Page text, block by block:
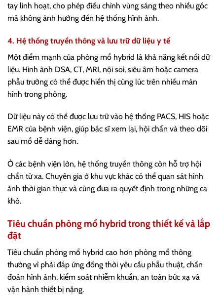
tay linh hoạt, cho phép điều chỉnh vùng sáng theo nhiều góc
mà không ảnh hưởng đến hệ thống hình ảnh.
4. Hệ thống truyền thông và lưu trữ dữ liệu y tế
Một điểm mạnh của phòng mổ hybrid là khả năng kết nối dữ
liệu. Hình ảnh DSA, CT, MRI, nội soi, siêu âm hoặc camera
phẫu trường có thể được hiển thị cùng lúc trên nhiều màn
hình trong phòng.
Dữ liệu này có thể được lưu trữ vào hệ thống PACS, HIS hoặc
EMR của bệnh viện, giúp bác sĩ xem lại, hội chẩn và theo dõi
sau mổ dễ dàng hơn.
Ở các bệnh viện lớn, hệ thống truyền thông còn hỗ trợ hội
chẩn từ xa. Chuyên gia ở khu vực khác có thể quan sát hình
ảnh thời gian thực và cùng đưa ra quyết định trong những ca
khó.
Tiêu chuẩn phòng mổ hybrid trong thiết kế và lắp
đặt
Tiêu chuẩn phòng mổ hybrid cao hơn phòng mổ thông
thường vì phải đáp ứng đồng thời yêu cầu phẫu thuật, chẩn
đoán hình ảnh, kiểm soát nhiễm khuẩn, an toàn bức xạ và
vận hành thiết bị nặng.